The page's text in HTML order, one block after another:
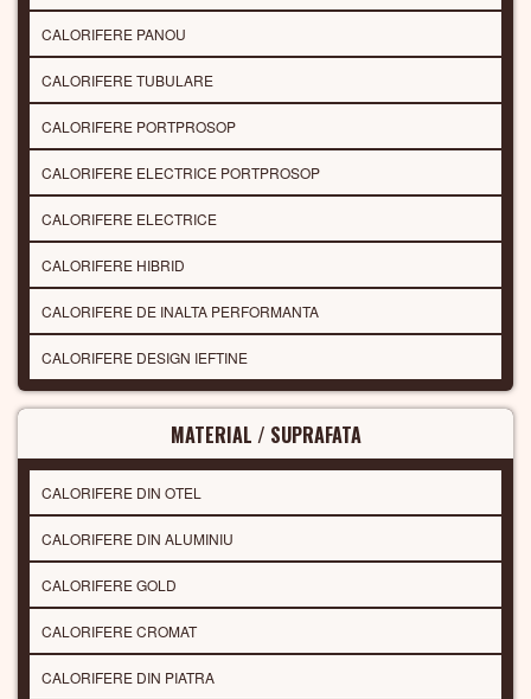
CALORIFERE PANOU
CALORIFERE TUBULARE
CALORIFERE PORTPROSOP
CALORIFERE ELECTRICE PORTPROSOP
CALORIFERE ELECTRICE
CALORIFERE HIBRID
CALORIFERE DE INALTA PERFORMANTA
CALORIFERE DESIGN IEFTINE
MATERIAL / SUPRAFATA
CALORIFERE DIN OTEL
CALORIFERE DIN ALUMINIU
CALORIFERE GOLD
CALORIFERE CROMAT
CALORIFERE DIN PIATRA